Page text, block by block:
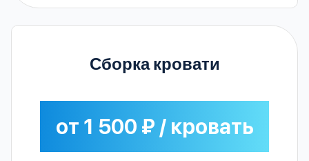
Сборка кровати
от 1 500 ₽ / кровать